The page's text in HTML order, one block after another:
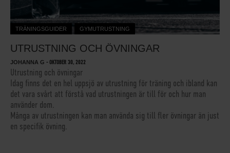
TRÄNINGSGUIDER GYMUTRUSTNING
UTRUSTNING OCH ÖVNINGAR
JOHANNA G - OKTOBER 30, 2022
Utrustning och övningar
Idag finns det en hel uppsjö av utrustning för träning och ibland kan
det vara svårt att förstå vad utrustningen är till för och hur man
använder dom.
Många av utrustningen kan man använda sig till fler övningar än just
en specifik övning.